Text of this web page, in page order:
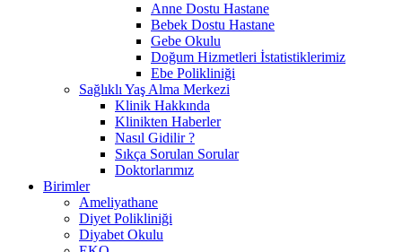
Anne Dostu Hastane
Bebek Dostu Hastane
Gebe Okulu
Doğum Hizmetleri İstatistiklerimiz
Ebe Polikliniği
Sağlıklı Yaş Alma Merkezi
Klinik Hakkında
Klinikten Haberler
Nasıl Gidilir ?
Sıkça Sorulan Sorular
Doktorlarımız
Birimler
Ameliyathane
Diyet Polikliniği
Diyabet Okulu